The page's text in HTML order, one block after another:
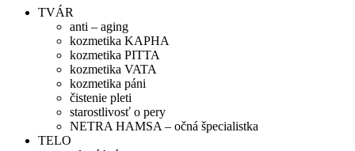
TVÁR
anti – aging
kozmetika KAPHA
kozmetika PITTA
kozmetika VATA
kozmetika páni
čistenie pleti
starostlivosť o pery
NETRA HAMSA – očná špecialistka
TELO